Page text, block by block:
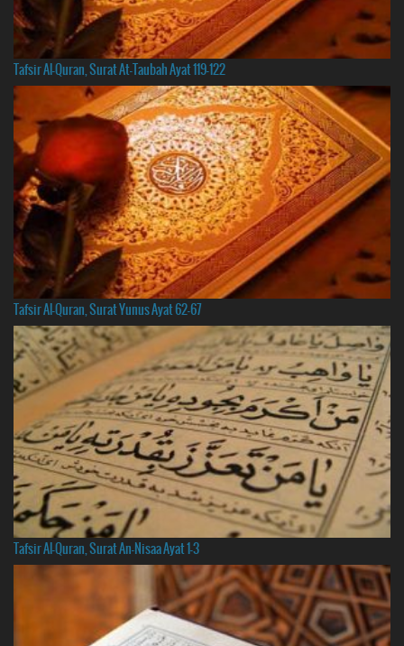
Tafsir Al-Quran, Surat At-Taubah Ayat 119-122
Tafsir Al-Quran, Surat Yunus Ayat 62-67
Tafsir Al-Quran, Surat An-Nisaa Ayat 1-3